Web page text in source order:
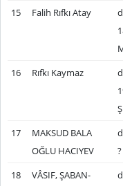
15 Falih Rıfkı Atay
16 Rıfkı Kaymaz
17
MAKSUD BALA
OĞLU HACIYEV
?
18
VÂSIF, ŞABAN-